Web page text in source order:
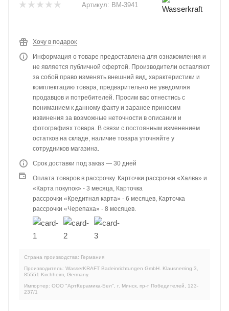
Артикул: BM-3941
Хочу в подарок
Информация о товаре предоставлена для ознакомления и
не является публичной офертой. Производители оставляют
за собой право изменять внешний вид, характеристики и
комплектацию товара, предварительно не уведомляя
продавцов и потребителей. Просим вас отнестись с
пониманием к данному факту и заранее приносим
извинения за возможные неточности в описании и
фотографиях товара. В связи с постоянным изменением
остатков на складе, наличие товара уточняйте у
сотрудников магазина.
Срок доставки под заказ — 30 дней
Оплата товаров в рассрочку. Карточки рассрочки «Халва» и
«Карта покупок» - 3 месяца, Карточка
рассрочки «Кредитная карта» - 6 месяцев, Карточка
рассрочки «Черепаха» - 8 месяцев.
Страна производства: Германия
Производитель: WasserKRAFT Badeinrichtungen GmbH. Klausnerring 3,
85551 Kirchheim, Germany.
Импортер: ООО "АртКерамика-Бел", г. Минск, пр-т Победителей, 123-
237/1